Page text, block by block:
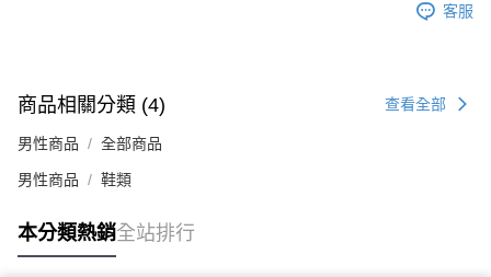
客服
商品相關分類 (4) 查看全部
男性商品 全部商品
男性商品 鞋類
本分類熱銷全站排行